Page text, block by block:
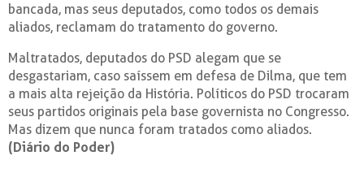
bancada, mas seus deputados, como todos os demais
aliados, reclamam do tratamento do governo.
Maltratados, deputados do PSD alegam que se
desgastariam, caso saíssem em defesa de Dilma, que tem
a mais alta rejeição da História. Políticos do PSD trocaram
seus partidos originais pela base governista no Congresso.
Mas dizem que nunca foram tratados como aliados.
(Diário do Poder)